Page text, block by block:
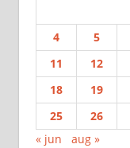
4
5
11
12
18
19
25
26
« jun
aug »